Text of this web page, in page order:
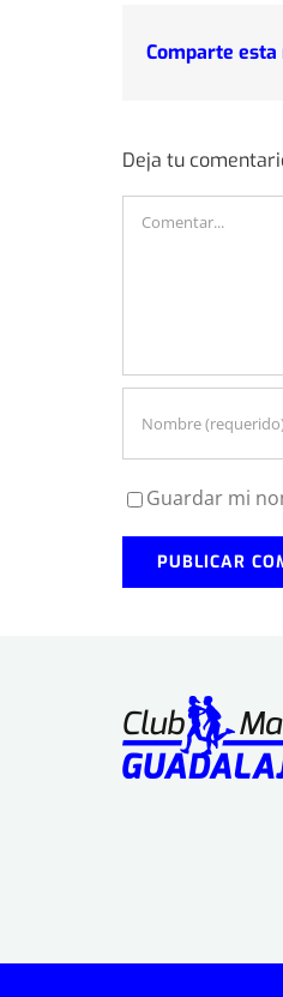
Comparte esta
Deja tu
Guardar mi